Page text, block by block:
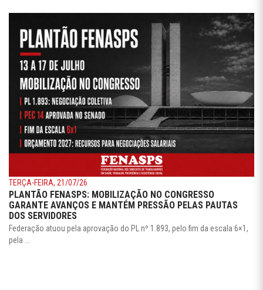
TERÇA-FEIRA, 21/07/26
PLANTÃO FENASPS: MOBILIZAÇÃO NO CONGRESSO
GARANTE AVANÇOS E MANTÉM PRESSÃO PELAS PAUTAS
DOS SERVIDORES
Federação atuou pela aprovação do PL nº 1.893, pelo fim da escala 6×1,
pela ...